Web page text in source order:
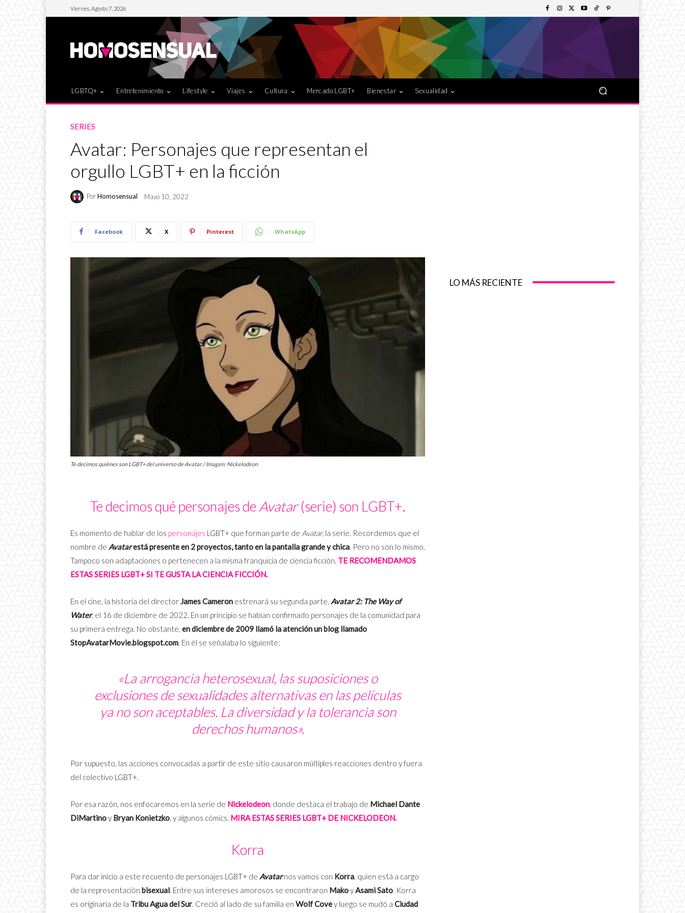
Viernes, Agosto 7, 2026
LGBTQ+ Entretenimiento Lifestyle Viajes Cultura Mercado LGBT+ Bienestar Sexualidad
SERIES
Avatar: Personajes que representan el
orgullo LGBT+ en la ficción
PorHomosensual Mayo 10, 2022
Facebook X Pinterest WhatsApp
Te decimos quiénes son LGBT+ del universo de Avatar. / Imagen: Nickelodeon
Te decimos qué personajes de Avatar(serie) son LGBT+.
Es momento de hablar de los personajes LGBT+ que forman parte de Avatar, la serie. Recordemos que el
nombre de Avatarestá presente en 2 proyectos, tanto en la pantalla grande y chica. Pero no son lo mismo.
Tampoco son adaptaciones o pertenecen a la misma franquicia de ciencia ficción. TE RECOMENDAMOS
ESTAS SERIES LGBT+ SI TE GUSTA LA CIENCIA FICCIÓN.
En el cine, la historia del directorJames Cameron estrenará su segunda parte, Avatar 2: The Way of
Water, el 16 de diciembre de 2022. En un principio se habían confirmado personajes de la comunidad para
su primera entrega. No obstante, en diciembre de 2009 llamó la atención un blog llamado
StopAvatarMovie.blogspot.com. En él se señalaba lo siguiente:
«La arrogancia heterosexual, las suposiciones o
exclusiones de sexualidades alternativas en las películas
ya no son aceptables. La diversidad y la tolerancia son
derechos humanos».
Por supuesto, las acciones convocadas a partir de este sitio causaron múltiples reacciones dentro y fuera
del colectivo LGBT+.
Por esa razón, nos enfocaremos en la serie de Nickelodeon, donde destaca el trabajo de Michael Dante
DiMartinoy Bryan Konietzko, y algunos cómics. MIRA ESTAS SERIES LGBT+ DE NICKELODEON.
Korra
Para dar inicio a este recuento de personajes LGBT+ de Avatarnos vamos con Korra, quien está a cargo
de la representación bisexual. Entre sus intereses amorosos se encontraron MakoyAsami Sato. Korra
es originaria de la Tribu Agua del Sur. Creció al lado de su familia en Wolf Covey luego se mudó a Ciudad
LO MÁS RECIENTE